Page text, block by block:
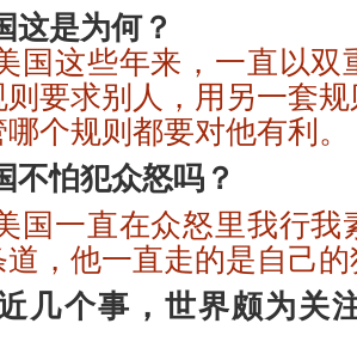
这是为何？
国这些年来，一直以双
则要求别人，用另一套
个规则都要对他有利。
不怕犯众怒吗？
国一直在众怒里我行我
，他一直走的是自己
几个事，世界颇为关